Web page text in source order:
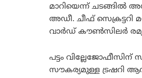
മാറിയെന്ന് ചടങ്ങില്‍
അഡീ. ചീഫ് സെക്രട്ടറി
വാര്‍ഡ് കൗണ്‍സിലര്‍
പട്ടം
സൗകര്യമുള്ള ട്രഷറി